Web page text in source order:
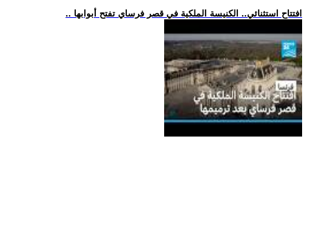
.. افتتاح استثنائي.. الكنيسة الملكية في قصر فرساي تفتح أبوابها